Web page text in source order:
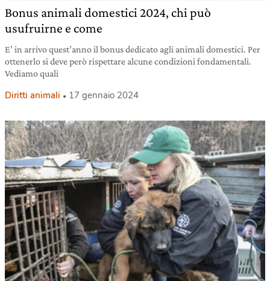
Bonus animali domestici 2024, chi può
usufruirne e come
E’ in arrivo quest’anno il bonus dedicato agli animali domestici. Per
ottenerlo si deve però rispettare alcune condizioni fondamentali.
Vediamo quali
Diritti animali 17 gennaio 2024